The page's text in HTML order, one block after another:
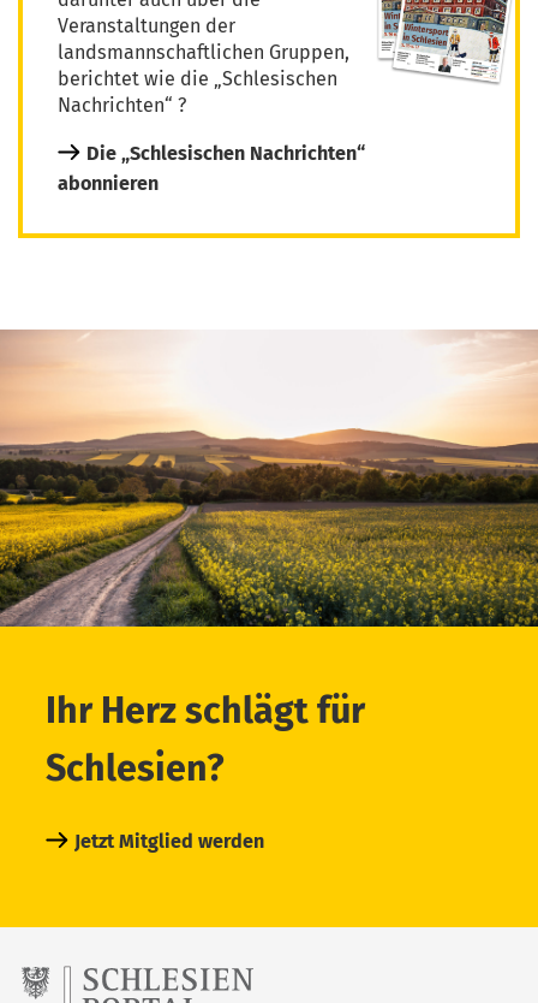
Veranstaltungen der
landsmannschaftlichen Gruppen,
berichtet wie die „Schlesischen
Nachrichten“ ?
Die „Schlesischen Nachrichten“
abonnieren
Ihr Herz schlägt für
Schlesien?
Jetzt Mitglied werden